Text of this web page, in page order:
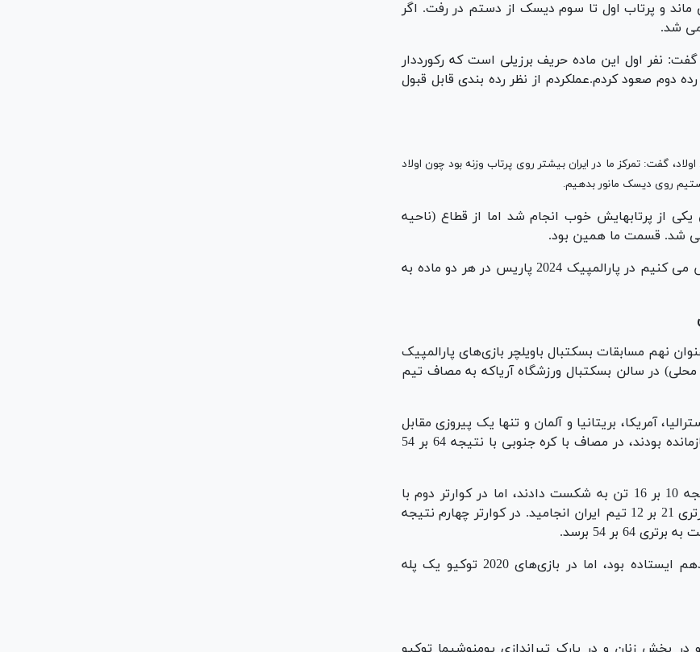
و پرتاب اول تا سوم دیسک از دستم در رفت. اگر
می شد.
گفت: نفر اول این ماده حریف برزیلی است که رکورددار
دوم صعود کردم.عملکردم از نظر رده بندی قابل قبول
گفت: تمرکز ما در ایران بیشتر روی پرتاب وزنه بود چون اولاد
روی دیسک مانور بدهیم.
از پرتابهایش خوب انجام شد اما از قطاع (ناحیه
شد. قسمت ما همین بود.
مربی پرتاب دیسک و پرتاب وزنه اولاد تاکید کرد: تلاش می کنیم در پارالمپیک 2024 پاریس در هر دو ماده به
نهم مسابقات بسکتبال باویلچر بازی‌های پارالمپیک
– به وقت محلی) در سالن بسکتبال ورزشگاه آریاکه به مصاف تیم
آمریکا، بریتانیا و آلمان و تنها یک پیروزی مقابل
الجزایر از راهیابی به جمع هشت تیم برتر مسابقات بازمانده بودند، در مصاف با کره جنوبی با نتیجه 64 بر 54
ملی‌پوشان بسکتبال باویلچر ایران در کوارتر اول با نتیجه 10 بر 16 تن به شکست دادند، اما در کوارتر دوم با
نتیجه 16 بر 14 به برتری رسیدند. کوارتر سوم نیز به برتری 21 بر 12 تیم ایران انجامید. در کوارتر چهارم نتیجه
تیم ایران در دوره قبلی بازی‌های پارالمپیک در رده دهم ایستاده بود، اما در بازی‌های 2020 توکیو یک پله